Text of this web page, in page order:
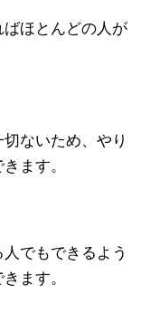
ほとんどの人が
ないため、やり
ます。
でもできるよう
ます。